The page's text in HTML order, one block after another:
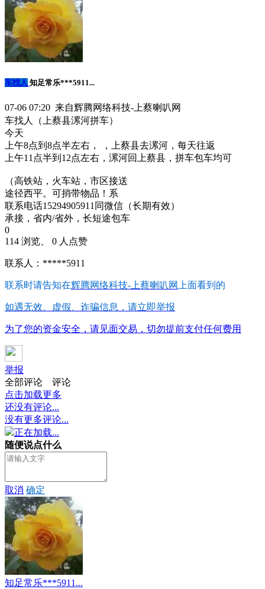
车找人 知足常乐***5911...
07-06 07:20 来自辉腾网络科技-上蔡喇叭网
车找人（上蔡县漯河拼车）
今天
上午8点到8点半左右， ，上蔡县去漯河，每天往返
上午11点半到12点左右，漯河回上蔡县，拼车包车均可
（高铁站，火车站，市区接送
途径西平。可捎带物品！系
联系电话15294905911同微信（长期有效）
承接，省内/省外，长短途包车
0
114 浏览、 0 人点赞
联系人：*****5911
联系时请告知在辉腾网络科技-上蔡喇叭网 上面看到的
如遇无效、虚假、诈骗信息，请立即举报
为了您的资金安全，请见面交易，切勿提前支付任何费用
举报
全部评论
评论
点击加载更多
还没有评论...
没有更多评论...
正在加载...
随便说点什么
取消 确定
知足常乐***5911...